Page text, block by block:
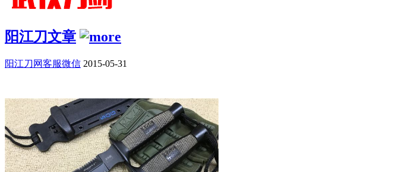
阳江刀文章
阳江刀网客服微信 2015-05-31